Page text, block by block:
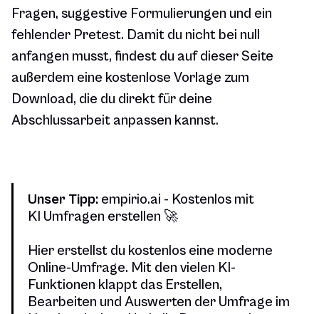
Fragen, suggestive Formulierungen und ein
fehlender Pretest. Damit du nicht bei null
anfangen musst, findest du auf dieser Seite
außerdem eine kostenlose Vorlage zum
Download, die du direkt für deine
Abschlussarbeit anpassen kannst.
Unser Tipp: empirio.ai - Kostenlos mit
KI Umfragen erstellen 🚀
Hier erstellst du kostenlos eine moderne
Online-Umfrage. Mit den vielen KI-
Funktionen klappt das Erstellen,
Bearbeiten und Auswerten der Umfrage im